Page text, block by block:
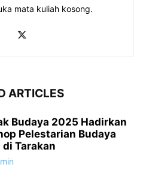
mata kuliah kosong.
ARTICLES
Budaya 2025 Hadirkan
Pelestarian Budaya
Tarakan